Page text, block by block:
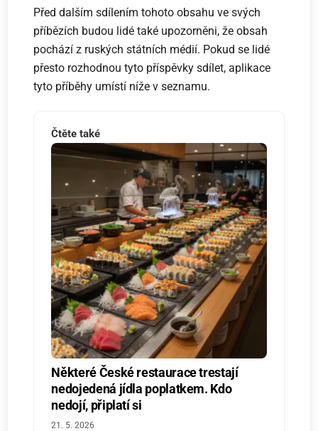
Před dalším sdílením tohoto obsahu ve svých
příbězích budou lidé také upozorněni, že obsah
pochází z ruských státních médií. Pokud se lidé
přesto rozhodnou tyto příspěvky sdílet, aplikace
tyto příběhy umístí níže v seznamu.
Čtěte také
Některé České restaurace trestají
nedojedená jídla poplatkem. Kdo
nedojí, připlatí si
21. 5. 2026